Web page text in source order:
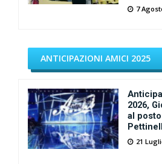
7
ANTICIPAZIONI AMICI 2025
2026,
al
21